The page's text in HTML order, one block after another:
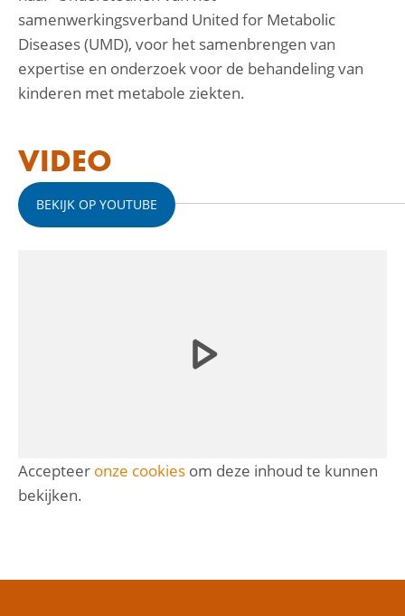
samenwerkingsverband United for Metabolic
Diseases (UMD), voor het samenbrengen van
expertise en onderzoek voor de behandeling van
kinderen met metabole ziekten.
VIDEO
BEKIJK OP YOUTUBE
Accepteer onze cookies om deze inhoud te kunnen
bekijken.